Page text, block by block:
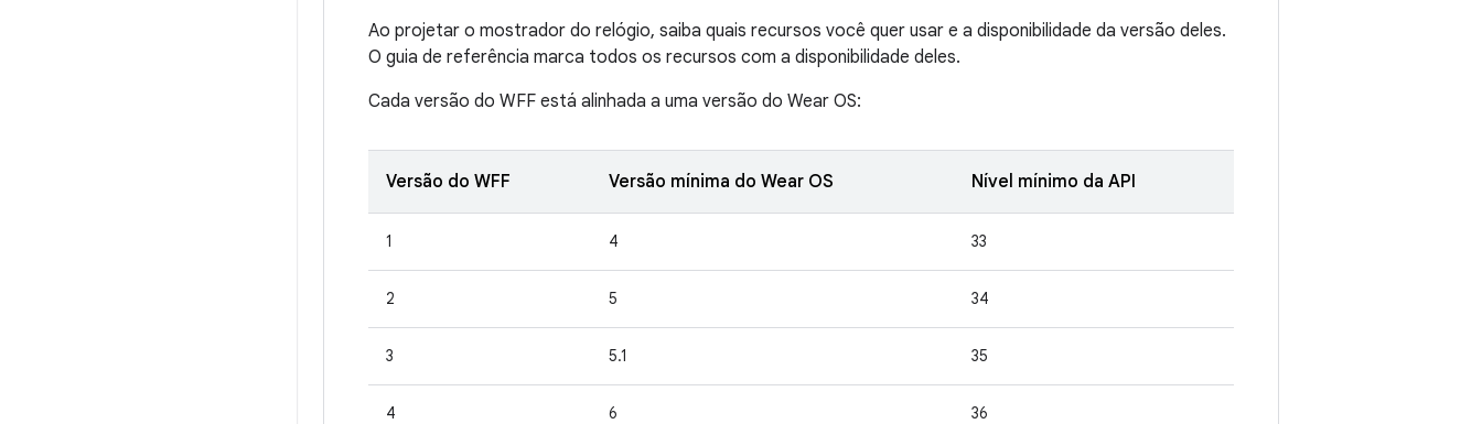
Ao projetar o mostrador do relógio, saiba quais recursos você quer usar e a disponibilidade da versão deles.
O guia de referência marca todos os recursos com a disponibilidade deles.
Cada versão do WFF está alinhada a uma versão do Wear OS:
Versão do WFF Versão mínima do Wear OS Nível mínimo da API
1 4 33
2 5 34
3 5.1 35
4 6 36